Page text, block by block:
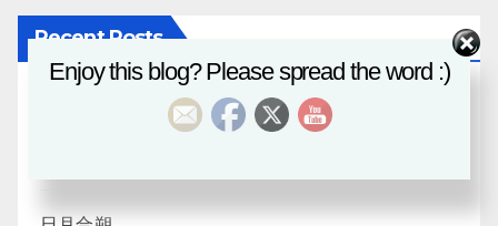
Recent Posts
Enjoy this blog? Please spread the word :)